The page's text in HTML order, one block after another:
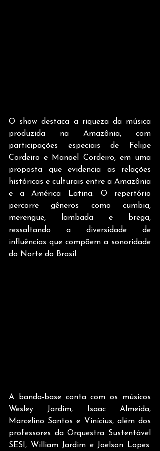
O show destaca a riqueza da música
produzida na Amazônia, com
participações especiais de Felipe
Cordeiro e Manoel Cordeiro, em uma
proposta que evidencia as relações
históricas e culturais entre a Amazônia
e a América Latina. O repertório
percorre gêneros como cumbia,
merengue, lambada e brega,
ressaltando a diversidade de
influências que compõem a sonoridade
do Norte do Brasil.
A banda-base conta com os músicos
Wesley Jardim, Isaac Almeida,
Marcelino Santos e Vinícius, além dos
professores da Orquestra Sustentável
SESI, William Jardim e Joelson Lopes.